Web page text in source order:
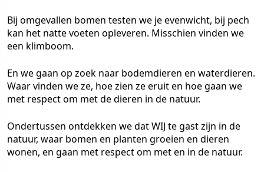
Bij omgevallen bomen testen we je evenwicht, bij pech
kan het natte voeten opleveren. Misschien vinden we
een klimboom.
En we gaan op zoek naar bodemdieren en waterdieren.
Waar vinden we ze, hoe zien ze eruit en hoe gaan we
met respect om met de dieren in de natuur.
Ondertussen ontdekken we dat WIJ te gast zijn in de
natuur, waar bomen en planten groeien en dieren
wonen, en gaan met respect om met en in de natuur.